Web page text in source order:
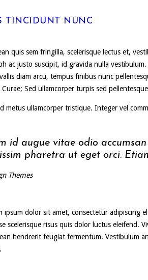
TINCIDUNT NUNC
quis sem fringilla, scelerisque lectus et,
ac justo suscipit, id gravida nulla
diam arcu, tempus finibus nunc
Sed ullamcorper turpis sed
metus ullamcorper tristique. Integer vel
id augue vitae odio
pharetra ut eget orci.
Themes
ipsum dolor sit amet, consectetur adipiscing
scelerisque risus quis dolor luctus eleifend.
hendrerit feugiat fermentum. Vestibulum